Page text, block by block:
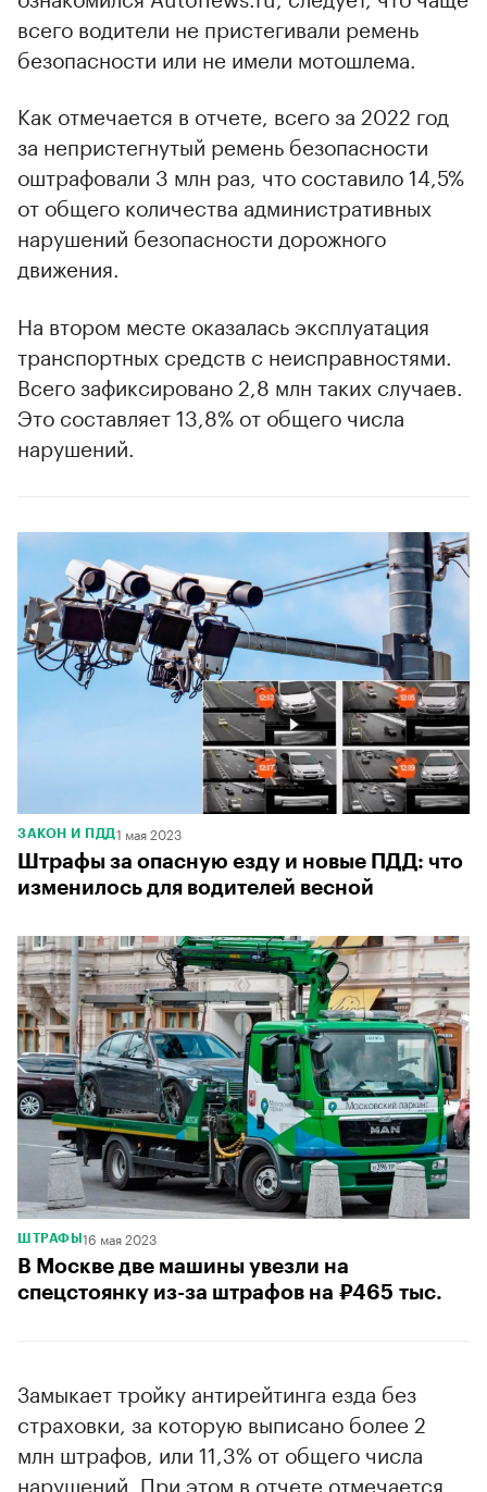
всего водители не пристегивали ремень
безопасности или не имели мотошлема.
Как отмечается в отчете, всего за 2022 год
за непристегнутый ремень безопасности
оштрафовали 3 млн раз, что составило 14,5%
от общего количества административных
нарушений безопасности дорожного
движения.
На втором месте оказалась эксплуатация
транспортных средств с неисправностями.
Всего зафиксировано 2,8 млн таких случаев.
Это составляет 13,8% от общего числа
нарушений.
ЗАКОН И ПДД 1 мая 2023
Штрафы за опасную езду и новые ПДД: что
изменилось для водителей весной
ШТРАФЫ 16 мая 2023
В Москве две машины увезли на
спецстоянку из-за штрафов на ₽465 тыс.
Замыкает тройку антирейтинга езда без
страховки, за которую выписано более 2
млн штрафов, или 11,3% от общего числа
нарушений. При этом в отчете отмечается,